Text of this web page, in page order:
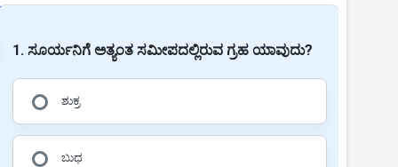
1. ಸೂರ್ಯನಿಗೆ ಅತ್ಯಂತ ಸಮೀಪದಲ್ಲಿರುವ ಗ್ರಹ ಯಾವುದು?
ಶುಕ್ರ
ಬುಧ